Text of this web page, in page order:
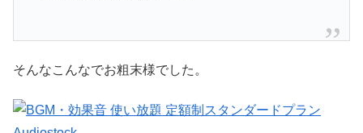
そんなこんなでお粗末様でした。